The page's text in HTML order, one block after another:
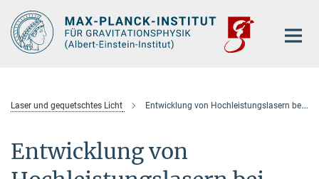
Hauptinhalt
Laser und gequetschtes Licht Entwicklung von Hochleistungslasern bei 1064 nm
Entwicklung von